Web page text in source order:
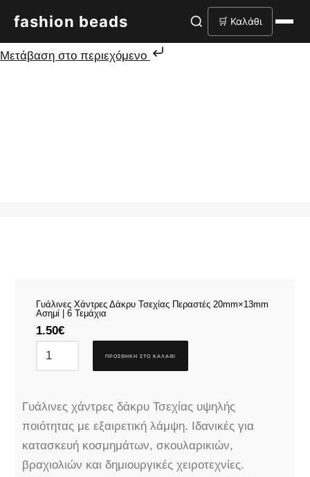
fashion beads 🛒 Καλάθι
Μετάβαση στο περιεχόμενο
Γυάλινες Χάντρες Δάκρυ Τσεχίας Περαστές 20mm×13mm
Ασημί | 6 Τεμάχια
1.50€
ΠΡΟΣΘΉΚΗ ΣΤΟ ΚΑΛΆΘΙ
Γυάλινες χάντρες δάκρυ Τσεχίας υψηλής
ποιότητας με εξαιρετική λάμψη. Ιδανικές για
κατασκευή κοσμημάτων, σκουλαρικιών,
βραχιολιών και δημιουργικές χειροτεχνίες.